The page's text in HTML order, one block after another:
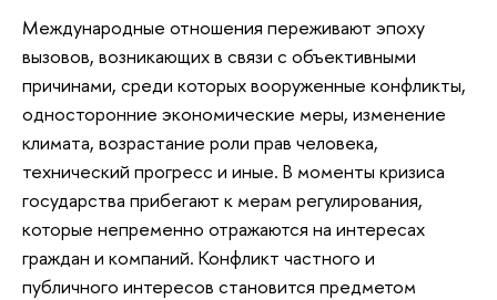
Международные отношения переживают эпоху
вызовов, возникающих в связи с объективными
причинами, среди которых вооруженные конфликты,
односторонние экономические меры, изменение
климата, возрастание роли прав человека,
технический прогресс и иные. В моменты кризиса
государства прибегают к мерам регулирования,
которые непременно отражаются на интересах
граждан и компаний. Конфликт частного и
публичного интересов становится предметом